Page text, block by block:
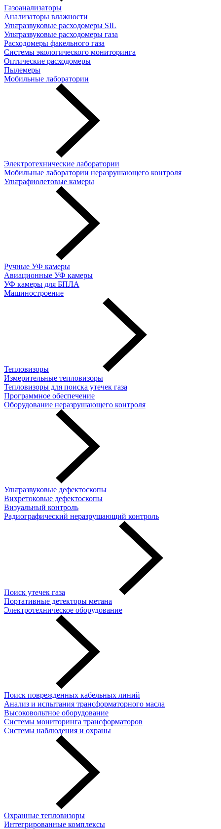
Газоанализаторы
Анализаторы влажности
Ультразвуковые расходомеры SIL
Ультразвуковые расходомеры газа
Расходомеры факельного газа
Системы экологического мониторинга
Оптические расходомеры
Пылемеры
Мобильные лаборатории
Электротехнические лаборатории
Мобильные лаборатории неразрушающего контроля
Ультрафиолетовые камеры
Ручные УФ камеры
Авиационные УФ камеры
УФ камеры для БПЛА
Машиностроение
Тепловизоры
Измерительные тепловизоры
Тепловизоры для поиска утечек газа
Программное обеспечение
Оборудование неразрушающего контроля
Ультразвуковые дефектоскопы
Вихретоковые дефектоскопы
Визуальный контроль
Радиографический неразрушающий контроль
Поиск утечек газа
Портативные детекторы метана
Электротехническое оборудование
Поиск поврежденных кабельных линий
Анализ и испытания трансформаторного масла
Высоковольтное оборудование
Системы мониторинга трансформаторов
Системы наблюдения и охраны
Охранные тепловизоры
Интегрированные комплексы